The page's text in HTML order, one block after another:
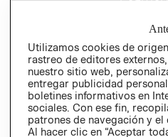
Utilizamos cookies de
rastreo de editores
nuestro sitio web,
entregar publicidad
boletines informativos en
sociales. Con ese fin,
patrones de navegación y el
Al hacer clic en “Aceptar